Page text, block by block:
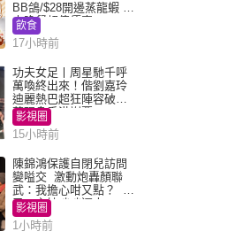
BB鴿/$28開邊蒸龍蝦 3
大晚餐超值優惠
飲食
17小時前
功夫女足丨周星馳千呼
萬喚終出來！偕劉嘉玲
迪麗熱巴超狂陣容破天
荒現身香港謝票
影視圈
15小時前
陳錦鴻保護自閉兒訪問
變嗌交 激動炮轟顏聯
武：我擔心咁又點？ 網
民：主持咄咄逼人
影視圈
1小時前